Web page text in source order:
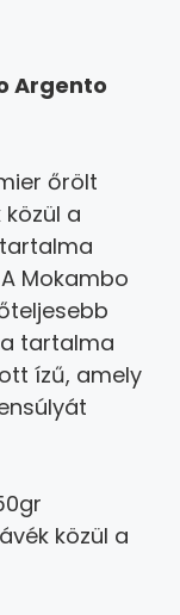
Argento
őrölt
a
Mokambo
tartalma
ízű, amely
közül a